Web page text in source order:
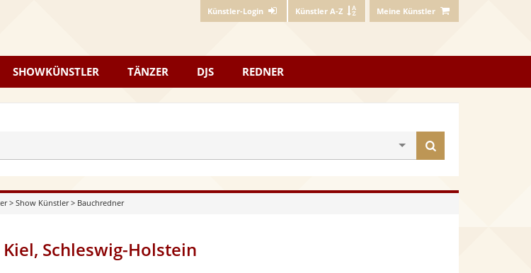
Künstler-Login Künstler A-Z Meine Künstler
SHOWKÜNSTLER TÄNZER DJS REDNER
finden
> Show Künstler> Bauchredner
Schleswig-Holstein